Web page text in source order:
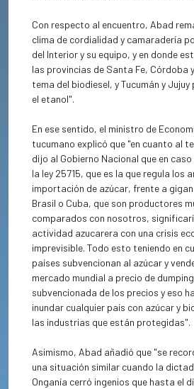
Con respecto al encuentro, Abad
clima de cordialidad y camaradería
del Interior y su equipo, y en donde
las provincias de Santa Fe, Córdoba
tema del biodiesel, y Tucumán y
el etanol".
En ese sentido, el ministro de
tucumano explicó que "en cuanto al
dijo al Gobierno Nacional que en
la ley 25715, que es la que regula los
importación de azúcar, frente a
Brasil o Cuba, que son productores
comparados con nosotros,
actividad azucarera con una crisis
imprevisible. Todo esto teniendo en
países subvencionan al azúcar y
mercado mundial a precio de
subvencionada de los precios y eso
inundar cualquier país con azúcar y
las industrias que están protegidas".
Asimismo, Abad añadió que "se
una situación similar cuando la
Onganía cerró ingenios que hasta el